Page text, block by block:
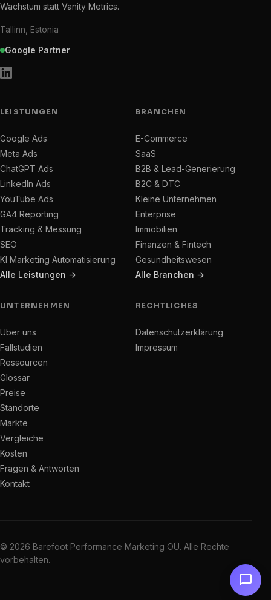
Wachstum statt Vanity Metrics.
Tallinn, Estonia
Google Partner
LEISTUNGEN
Google Ads
Meta Ads
ChatGPT Ads
LinkedIn Ads
YouTube Ads
GA4 Reporting
Tracking & Messung
SEO
KI Marketing Automatisierung
Alle Leistungen →
BRANCHEN
E-Commerce
SaaS
B2B & Lead-Generierung
B2C & DTC
Kleine Unternehmen
Enterprise
Immobilien
Finanzen & Fintech
Gesundheitswesen
Alle Branchen →
UNTERNEHMEN
Über uns
Fallstudien
Ressourcen
Glossar
Preise
Standorte
Märkte
Vergleiche
Kosten
Fragen & Antworten
Kontakt
RECHTLICHES
Datenschutzerklärung
Impressum
© 2026 Barefoot Performance Marketing OÜ. Alle Rechte
vorbehalten.